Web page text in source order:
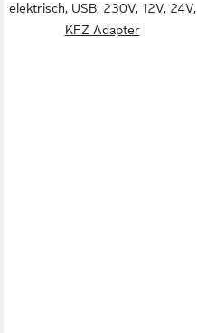
elektrisch, USB, 230V, 12V, 24V,
KFZ Adapter